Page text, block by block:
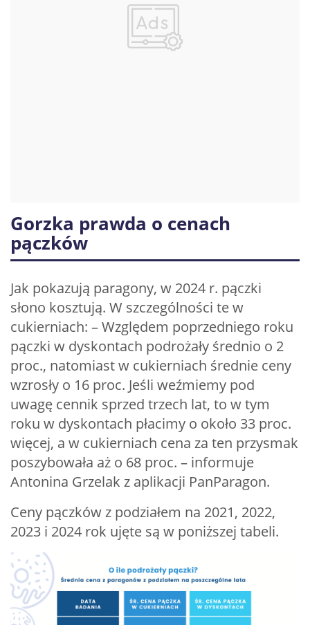
Gorzka prawda o cenach
pączków
Jak pokazują paragony, w 2024 r. pączki
słono kosztują. W szczególności te w
cukierniach: – Względem poprzedniego roku
pączki w dyskontach podrożały średnio o 2
proc., natomiast w cukierniach średnie ceny
wzrosły o 16 proc. Jeśli weźmiemy pod
uwagę cennik sprzed trzech lat, to w tym
roku w dyskontach płacimy o około 33 proc.
więcej, a w cukierniach cena za ten przysmak
poszybowała aż o 68 proc. – informuje
Antonina Grzelak z aplikacji PanParagon.
Ceny pączków z podziałem na 2021, 2022,
2023 i 2024 rok ujęte są w poniższej tabeli.